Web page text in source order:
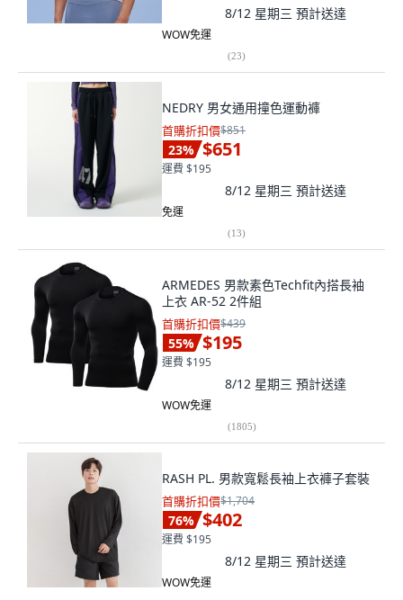
8/12 星期三 預計送達
WOW免運
(23)
NEDRY 男女通用撞色運動褲
首購折扣價$851
23% $651
運費 $195
8/12 星期三 預計送達
免運
(13)
ARMEDES 男款素色Techfit內搭長袖
上衣 AR-52 2件組
首購折扣價$439
55% $195
運費 $195
8/12 星期三 預計送達
WOW免運
(1805)
RASH PL. 男款寬鬆長袖上衣褲子套裝
首購折扣價$1,704
76% $402
運費 $195
8/12 星期三 預計送達
WOW免運